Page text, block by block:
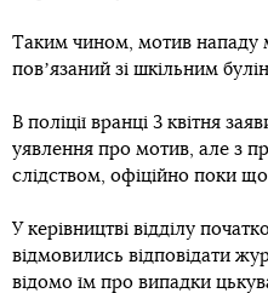
Таким чином, мотив нападу
повʼязаний зі шкільним
В поліції вранці 3 квітня
уявлення про мотив, але з
слідством, офіційно поки
У керівництві відділу
відмовились відповідати
відомо їм про випадки